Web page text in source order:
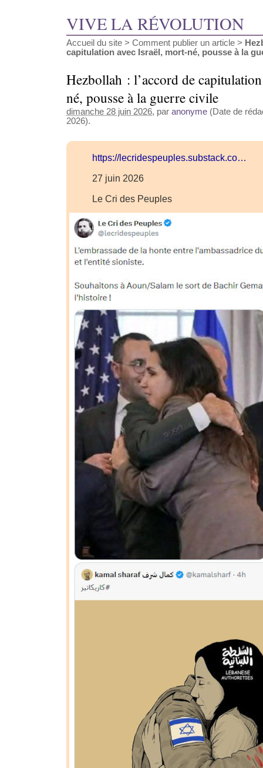
VIVE LA RÉVOLUTION
Accueil du site > Comment publier un article >
capitulation avec Israël, mort-né, pousse à la
Hezbollah : l’accord de
né, pousse à la guerre civile
dimanche 28 juin 2026, par anonyme (Date de
2026).
https://lecridespeuples.substack.co…
27 juin 2026
Le Cri des Peuples